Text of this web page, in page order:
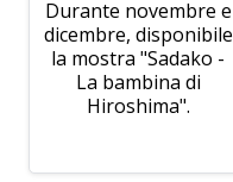
Durante novembre e
dicembre, disponibile
la mostra "Sadako -
La bambina di
Hiroshima".